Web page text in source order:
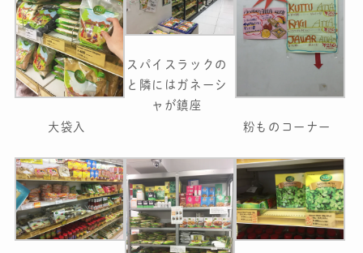
大袋入
スパイスラックの
と隣にはガネーシ
ャが鎮座
粉ものコーナー